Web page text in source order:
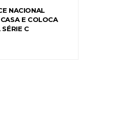
NACIONAL
E COLOCA
SÉRIE C